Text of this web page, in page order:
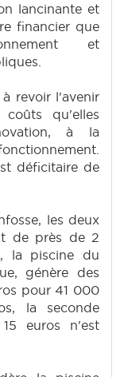
lancinante et
financier que
et
revoir l'avenir
qu'elles
à la
déficitaire de
les deux
de près de 2
la piscine du
génère des
pour 41 000
la seconde
euros n'est